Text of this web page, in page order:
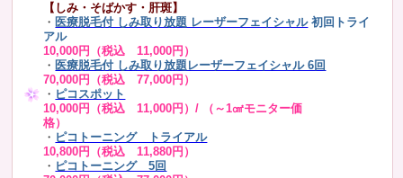
【しみ・そばかす・肝斑】
・ 医療脱毛付 しみ取り放題 レーザーフェイシャル 初回トライ
アル
10,000円（税込 11,000円）
・ 医療脱毛付 しみ取り放題レーザーフェイシャル 6回
70,000円（税込 77,000円）
・ ピコスポット
10,000円（税込 11,000円）/ （～1㎠モニター価
格）
・ ピコトーニング トライアル
10,800円（税込 11,880円）
・ ピコトーニング 5回